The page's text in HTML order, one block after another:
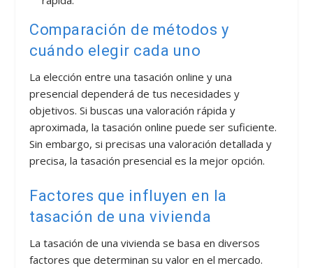
Comparación de métodos y
cuándo elegir cada uno
La elección entre una tasación online y una
presencial dependerá de tus necesidades y
objetivos. Si buscas una valoración rápida y
aproximada, la tasación online puede ser suficiente.
Sin embargo, si precisas una valoración detallada y
precisa, la tasación presencial es la mejor opción.
Factores que influyen en la
tasación de una vivienda
La tasación de una vivienda se basa en diversos
factores que determinan su valor en el mercado.